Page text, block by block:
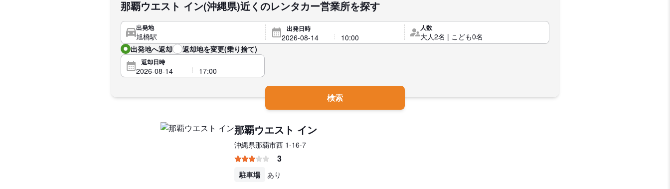
那覇ウエスト イン(沖縄県)近くのレンタカー営業所を探す
出発地 出発日時 人数
出発地へ返却 返却地を変更(乗り捨て)
返却日時
検索
那覇ウエスト イン
沖縄県那覇市西 1-16-7
3
駐車場 あり